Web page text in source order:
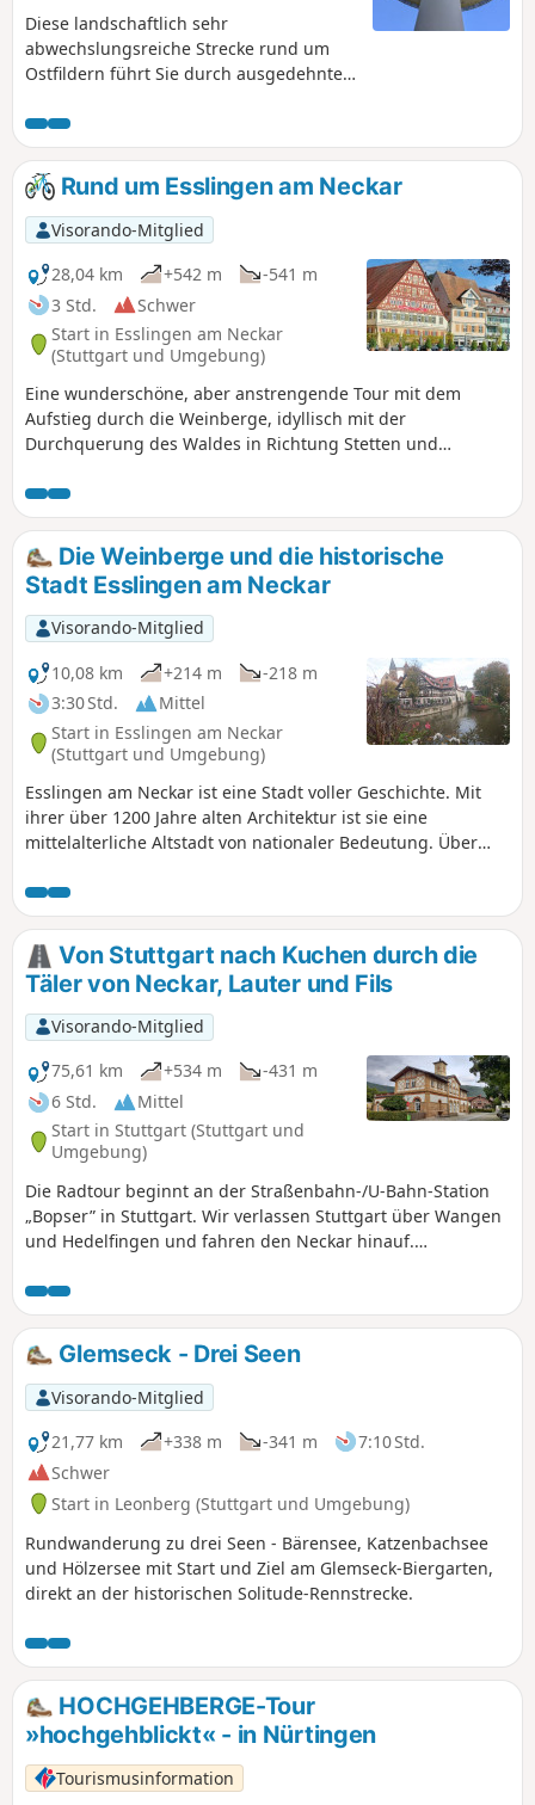
Diese landschaftlich sehr
abwechslungsreiche Strecke rund um
Ostfildern führt Sie durch ausgedehnte
Gemüseanbaugebiete. Die Strecke
wurde im Herbst mit dem Mountainbike
zurückgelegt. Nutzung der App
erforderlich_.
Rund um Esslingen am Neckar
Visorando-Mitglied
28,04 km
+542 m
-541 m
3 Std.
Schwer
Start in Esslingen am Neckar
(Stuttgart und Umgebung)
Eine wunderschöne, aber anstrengende Tour mit dem
Aufstieg durch die Weinberge, idyllisch mit der
Durchquerung des Waldes in Richtung Stetten und
Esslingen. Genießen Sie die malerischen Landschaften am
Ufer des Neckars und das vielfältige kulturelle Angebot.
Nutzung der App erforderlich.
Die Weinberge und die historische
Stadt Esslingen am Neckar
Visorando-Mitglied
10,08 km
+214 m
-218 m
3:30 Std.
Mittel
Start in Esslingen am Neckar
(Stuttgart und Umgebung)
Esslingen am Neckar ist eine Stadt voller Geschichte. Mit
ihrer über 1200 Jahre alten Architektur ist sie eine
mittelalterliche Altstadt von nationaler Bedeutung. Über
sind hier auf engstem Raum vereint, umgeben von
Weinbergen, darunter der älteste Sekthersteller
Deutschlands. Nutzung der Anwendung erforderlich.
Von Stuttgart nach Kuchen durch die
Täler von Neckar, Lauter und Fils
Visorando-Mitglied
75,61 km
+534 m
-431 m
6 Std.
Mittel
Start in Stuttgart (Stuttgart und
Umgebung)
Die Radtour beginnt an der Straßenbahn-/U-Bahn-Station
„Bopser” in Stuttgart. Wir verlassen Stuttgart über Wangen
und Hedelfingen und fahren den Neckar hinauf.
Altbach, Plochingen und Wernau. Danach verlassen Sie das
Neckartal und gelangen über Ötlingen, Kirchheim/Teck und
Jesingen ins Lauter-Tal. Danach entfernen wir uns von der
Lauter/Lindach und passieren Aichelberg am Fuße des
gleichnamigen Berges sowie den Ferienort „Bad Boll”.
Schließlich erreichen wir über Eschenbach und Schlat in
Süßen das Tal der Fils, das wir bis zum Bahnhof Kuchen
hinauffahren.
Glemseck - Drei Seen
Visorando-Mitglied
21,77 km
+338 m -341 m
7:10 Std.
Schwer
Start in Leonberg (Stuttgart und Umgebung)
Rundwanderung zu drei Seen - Bärensee, Katzenbachsee
und Hölzersee mit Start und Ziel am Glemseck-Biergarten,
direkt an der historischen Solitude-Rennstrecke.
HOCHGEHBERGE-Tour
»hochgehblickt« - in Nürtingen
Tourismusinformation